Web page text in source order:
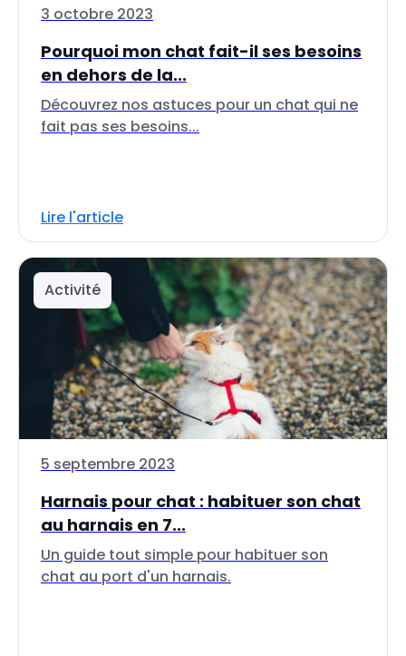
3 octobre 2023
Pourquoi mon chat fait-il ses besoins
en dehors de la...
Découvrez nos astuces pour un chat qui ne
fait pas ses besoins...
Lire l'article
Activité
5 septembre 2023
Harnais pour chat : habituer son chat
au harnais en 7...
Un guide tout simple pour habituer son
chat au port d'un harnais.